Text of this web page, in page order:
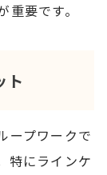
要です。
ト
ープワークで
特にラインケ